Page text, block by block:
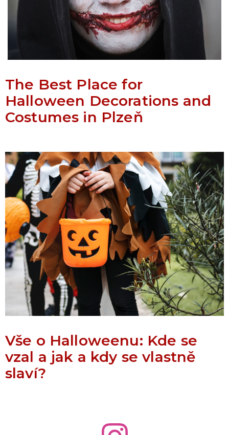
The Best Place for
Halloween Decorations and
Costumes in Plzeň
Vše o Halloweenu: Kde se
vzal a jak a kdy se vlastně
slaví?